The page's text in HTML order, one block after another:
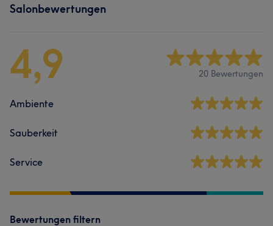
Salonbewertungen
4,9 20 Bewertungen
Ambiente
Sauberkeit
Service
Bewertungen filtern